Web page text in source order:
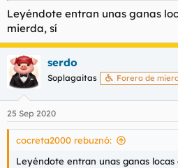
tampoco vi grandes resultados. El
3 meses en los que tuve un petardo
prácticamente en todo momento,
guarrerías a kilos.
No hace falta decir que quedé
Como ha dicho @hitsfromthebong,
permanentemente a la marihuana
una vida normal.
Los que fuman bastante durante
puto pez en el acuario del salón,
mierda han tenido en la cabeza.
Leyéndote entran unas ganas
mierda, sí
serdo
Soplagaitas Forero de
25 Sep 2020
cocreta2000 rebuznó:
Leyéndote entran unas ganas